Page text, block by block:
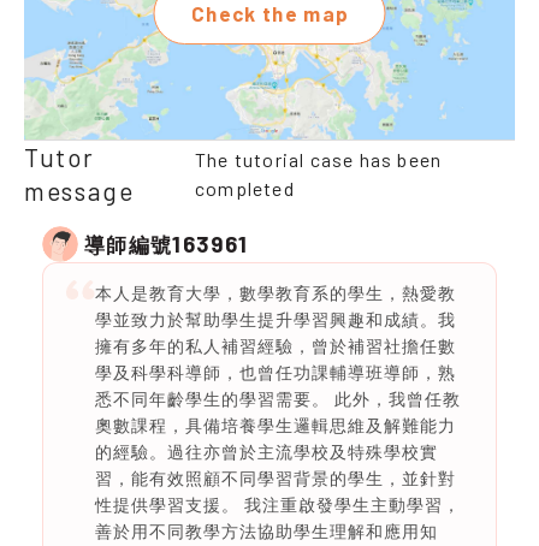
Check the map
Tutor
message
The tutorial case has been
completed
導師編號163961
本人是教育大學，數學教育系的學生，熱愛教
學並致力於幫助學生提升學習興趣和成績。我
擁有多年的私人補習經驗，曾於補習社擔任數
學及科學科導師，也曾任功課輔導班導師，熟
悉不同年齡學生的學習需要。 此外，我曾任教
奧數課程，具備培養學生邏輯思維及解難能力
的經驗。過往亦曾於主流學校及特殊學校實
習，能有效照顧不同學習背景的學生，並針對
性提供學習支援。 我注重啟發學生主動學習，
善於用不同教學方法協助學生理解和應用知